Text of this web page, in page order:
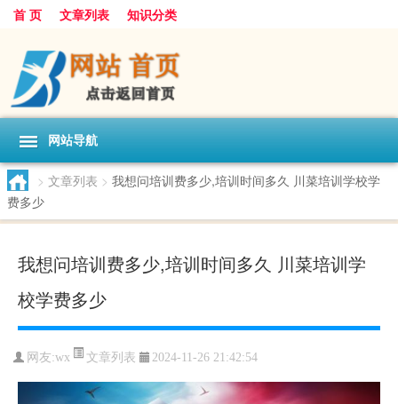
首 页 文章列表 知识分类
网站导航
> 文章列表 > 我想问培训费多少,培训时间多久 川菜培训学校学
费多少
我想问培训费多少,培训时间多久 川菜培训学
校学费多少
网友:wx 文章列表 2024-11-26 21:42:54